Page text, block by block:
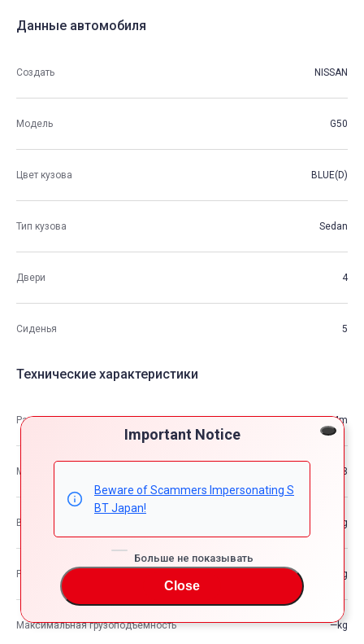
Important Notice
Beware of Scammers Impersonating S
BT Japan!
Больше не показывать
Close
Данные автомобиля
Создать NISSAN
Модель G50
Цвет кузова BLUE(D)
Тип кузова Sedan
Двери 4
Сиденья 5
Технические характеристики
Размеры 5.09m×1.83m×1.44m
М3 13.33
Вес автомобиля —kg
Разрешенная максимальная масса транспортного средства —kg
Максимальная грузоподъемность —kg